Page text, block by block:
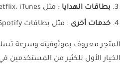
بطاقات الهدايا : مثل Amazon، Netflix، iTunes.
خدمات أخرى : مثل بطاقات Spotify وGoogle Play.
المتجر معروف بموثوقيته وسرعة
الخيار الأول للكثير من المستخدمين